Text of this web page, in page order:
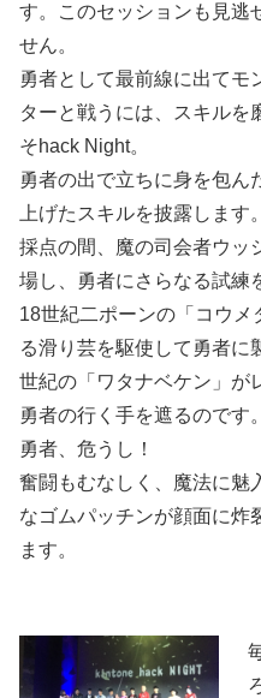
す。このセッションも見逃
せん。
勇者として最前線に出てモ
ターと戦うには、スキルを
そhack Night。
勇者の出で立ちに身を包ん
上げたスキルを披露します
採点の間、魔の司会者ウッ
場し、勇者にさらなる試練
18世紀二ポーンの「コウ
る滑り芸を駆使して勇者に
世紀の「ワタナベケン」が
勇者の行く手を遮るのです。
勇者、危うし！
奮闘もむなしく、魔法に魅
なゴムパッチンが顔面に炸
ます。